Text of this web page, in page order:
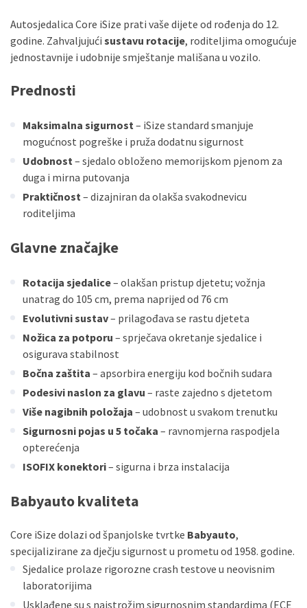
Autosjedalica Core iSize prati vaše dijete od rođenja do 12.
godine. Zahvaljujući sustavu rotacije, roditeljima omogućuje
jednostavnije i udobnije smještanje mališana u vozilo.
Prednosti
Maksimalna sigurnost– iSize standard smanjuje
mogućnost pogreške i pruža dodatnu sigurnost
Udobnost– sjedalo obloženo memorijskom pjenom za
duga i mirna putovanja
Praktičnost– dizajniran da olakša svakodnevicu
roditeljima
Glavne značajke
Rotacija sjedalice– olakšan pristup djetetu; vožnja
unatrag do 105 cm, prema naprijed od 76 cm
Evolutivni sustav– prilagođava se rastu djeteta
Nožica za potporu – sprječava okretanje sjedalice i
osigurava stabilnost
Bočna zaštita – apsorbira energiju kod bočnih sudara
Podesivi naslon za glavu – raste zajedno s djetetom
Više nagibnih položaja – udobnost u svakom trenutku
Sigurnosni pojas u 5 točaka – ravnomjerna raspodjela
opterećenja
ISOFIX konektori– sigurna i brza instalacija
Babyauto kvaliteta
Core iSize dolazi od španjolske tvrtke Babyauto,
specijalizirane za dječju sigurnost u prometu od 1958. godine.
Sjedalice prolaze rigorozne crash testove u neovisnim
laboratorijima
Usklađene su s najstrožim sigurnosnim standardima (ECE